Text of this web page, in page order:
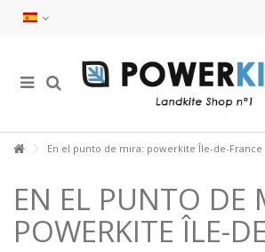
En el punto de mira: powerkite Île-de-France
EN EL PUNTO DE
POWERKITE ÎLE-